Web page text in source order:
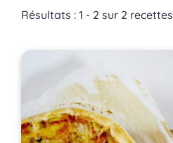
Résultats : 1 - 2 sur 2 recettes